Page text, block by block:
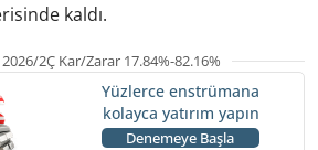
kaldı.
2Ç Kar/Zarar 17.84%-82.16%
Yüzlerce enstrümana
kolayca yatırım yapın
Denemeye Başla